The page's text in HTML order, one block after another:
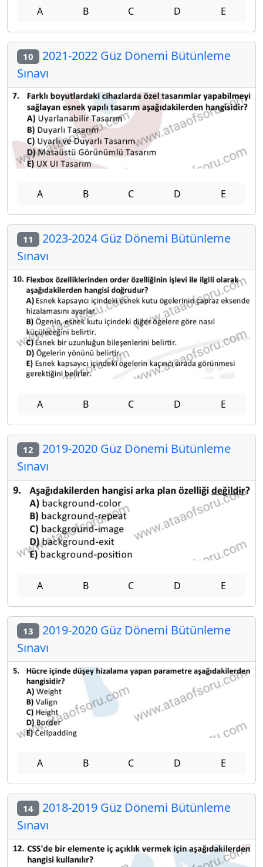
A B C D E
10 2021-2022 Güz Dönemi Bütünleme
Sınavı
A B C D E
11 2023-2024 Güz Dönemi Bütünleme
Sınavı
A B C D E
12 2019-2020 Güz Dönemi Bütünleme
Sınavı
A B C D E
13 2019-2020 Güz Dönemi Bütünleme
Sınavı
A B C D E
14 2018-2019 Güz Dönemi Bütünleme
Sınavı